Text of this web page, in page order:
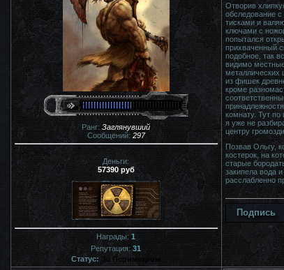
Ранг:Заглянувший
Сообщений: 297
Деньги:
57390 руб
Награды:1
Репутация:31
Статус: За Периметром
Отворив
обследование
тисками и
ключами с
попытался
прихваченный
подобное, так
видимо
металлических
из фишек
кроме
комнату. Тут
я уже не
центру
Позвав Ольгу,
костерок, на
старые
закипела вода
расслабленно
Подпись